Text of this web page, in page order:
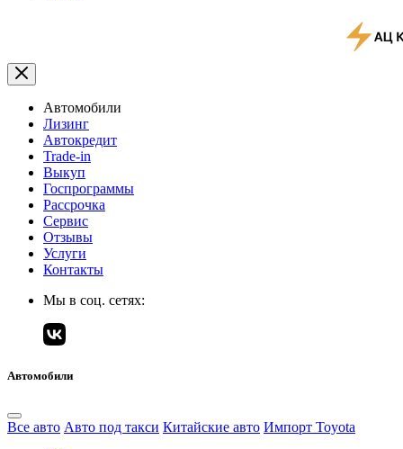
Автомобили
Лизинг
Автокредит
Trade-in
Выкуп
Госпрограммы
Рассрочка
Сервис
Отзывы
Услуги
Контакты
Мы в соц. сетях:
Автомобили
Все авто Авто под такси Китайские авто Импорт Toyota